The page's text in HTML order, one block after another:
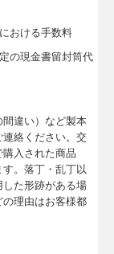
おける手数料
の現金書留封筒代
違い）など製本
絡ください。交
入された商品
。落丁・乱丁以
た形跡がある場
理由はお客様都